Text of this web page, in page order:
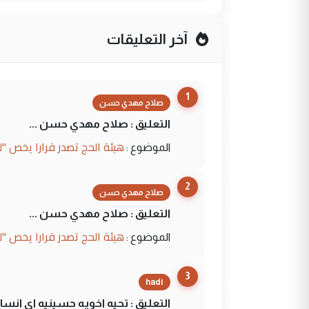
آخر التعليقات
1
صلاح مهدي حسن
التعليق : صلاح مهدي حسن ...
الموضوع : هيئة الحج تصدر قرارا
2
صلاح مهدي حسن
التعليق : صلاح مهدي حسن ...
الموضوع : هيئة الحج تصدر قرارا
3
hadi
التعليق : تحيه اخويه حسينيه اي